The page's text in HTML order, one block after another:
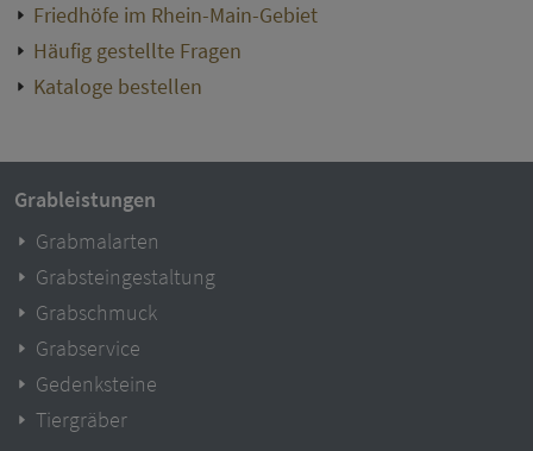
Friedhöfe im Rhein-Main-Gebiet
Häufig gestellte Fragen
Kataloge bestellen
Grableistungen
Grabmalarten
Grabsteingestaltung
Grabschmuck
Grabservice
Gedenksteine
Tiergräber